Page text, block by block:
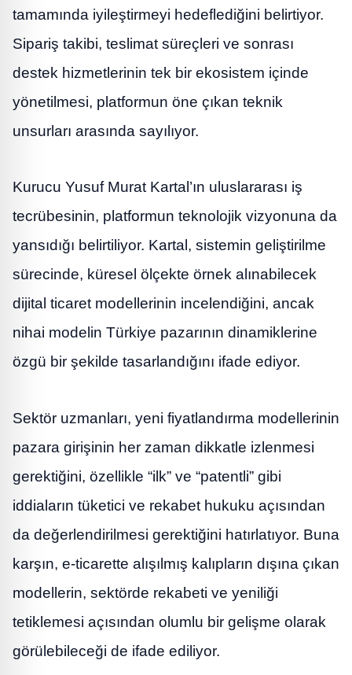
tamamında iyileştirmeyi hedeflediğini belirtiyor.
Sipariş takibi, teslimat süreçleri ve sonrası
destek hizmetlerinin tek bir ekosistem içinde
yönetilmesi, platformun öne çıkan teknik
unsurları arasında sayılıyor.
Kurucu Yusuf Murat Kartal’ın uluslararası iş
tecrübesinin, platformun teknolojik vizyonuna da
yansıdığı belirtiliyor. Kartal, sistemin geliştirilme
sürecinde, küresel ölçekte örnek alınabilecek
dijital ticaret modellerinin incelendiğini, ancak
nihai modelin Türkiye pazarının dinamiklerine
özgü bir şekilde tasarlandığını ifade ediyor.
Sektör uzmanları, yeni fiyatlandırma modellerinin
pazara girişinin her zaman dikkatle izlenmesi
gerektiğini, özellikle “ilk” ve “patentli” gibi
iddiaların tüketici ve rekabet hukuku açısından
da değerlendirilmesi gerektiğini hatırlatıyor. Buna
karşın, e-ticarette alışılmış kalıpların dışına çıkan
modellerin, sektörde rekabeti ve yeniliği
tetiklemesi açısından olumlu bir gelişme olarak
görülebileceği de ifade ediliyor.